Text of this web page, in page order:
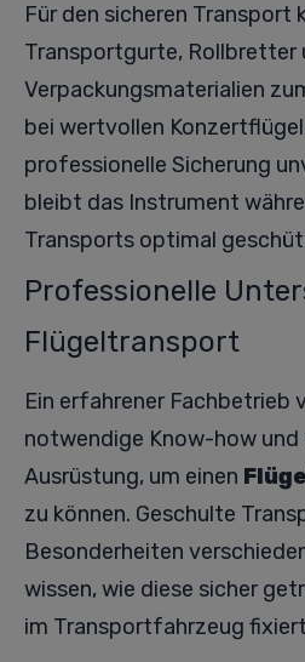
Für den sicheren Transport
Transportgurte, Rollbretter
Verpackungsmaterialien
bei wertvollen
professionelle Sicherung
bleibt das Instrument
Transports optimal
Professionelle
Flügeltransport
Ein erfahrener Fachbetrieb
notwendige Know-how und
Ausrüstung, um einen
zu können. Geschulte
Besonderheiten
wissen, wie diese sicher
im Transportfahrzeug